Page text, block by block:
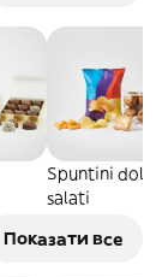
Spuntini dolci
salati
Показати все